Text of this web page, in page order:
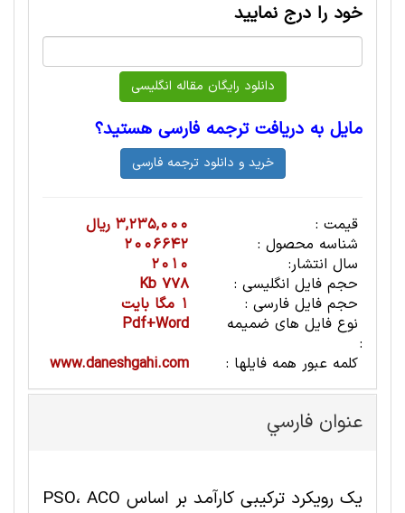
خود را درج نمایید
مایل به دریافت ترجمه فارسی هستید؟
قیمت :
3,235,000 ریال
شناسه محصول :
2006642
سال انتشار:
2010
حجم فایل انگلیسی :
778 Kb
حجم فایل فارسی :
1 مگا بایت
نوع فایل های ضمیمه
:
Pdf+Word
کلمه عبور همه فایلها :
www.daneshgahi.com
عنوان فارسي
یک رویکرد ترکیبی کارآمد بر اساس PSO، ACO